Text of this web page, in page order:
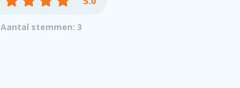
Aantal stemmen: 3